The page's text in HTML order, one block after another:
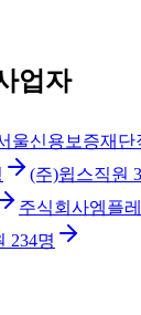
업자
울신용보증재단
(주)윕스직원
주식회사엠플
234명